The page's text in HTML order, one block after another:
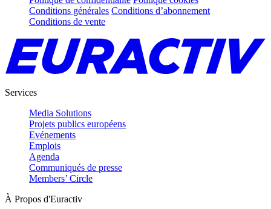
Conditions générales Conditions d’abonnement
Conditions de vente
Services
Media Solutions
Projets publics européens
Evénements
Emplois
Agenda
Communiqués de presse
Members’ Circle
À Propos d'Euractiv